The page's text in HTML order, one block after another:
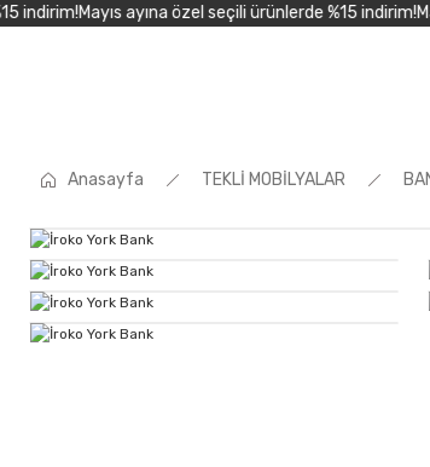
indirim!Mayıs ayına özel seçili ürünlerde %15 indirim!
Anasayfa TEKLİ MOBİLYALAR